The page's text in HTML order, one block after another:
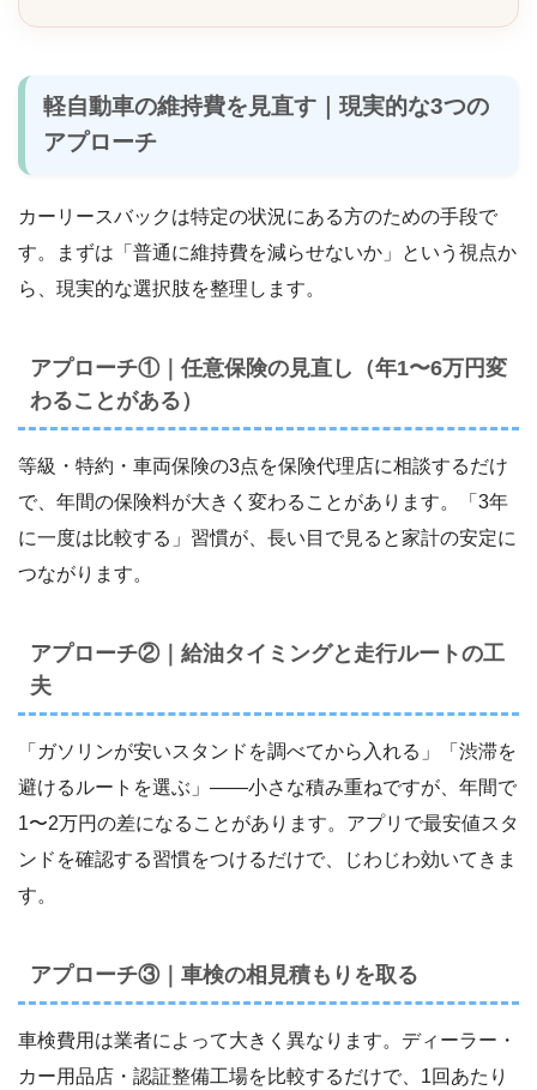
軽自動車の維持費を見直す｜現実的な3つの
アプローチ
カーリースバックは特定の状況にある方のための手段で
す。まずは「普通に維持費を減らせないか」という視点か
ら、現実的な選択肢を整理します。
アプローチ①｜任意保険の見直し（年1〜6万円変
わることがある）
等級・特約・車両保険の3点を保険代理店に相談するだけ
で、年間の保険料が大きく変わることがあります。「3年
に一度は比較する」習慣が、長い目で見ると家計の安定に
つながります。
アプローチ②｜給油タイミングと走行ルートの工
夫
「ガソリンが安いスタンドを調べてから入れる」「渋滞を
避けるルートを選ぶ」――小さな積み重ねですが、年間で
1〜2万円の差になることがあります。アプリで最安値スタ
ンドを確認する習慣をつけるだけで、じわじわ効いてきま
す。
アプローチ③｜車検の相見積もりを取る
車検費用は業者によって大きく異なります。ディーラー・
カー用品店・認証整備工場を比較するだけで、1回あたり